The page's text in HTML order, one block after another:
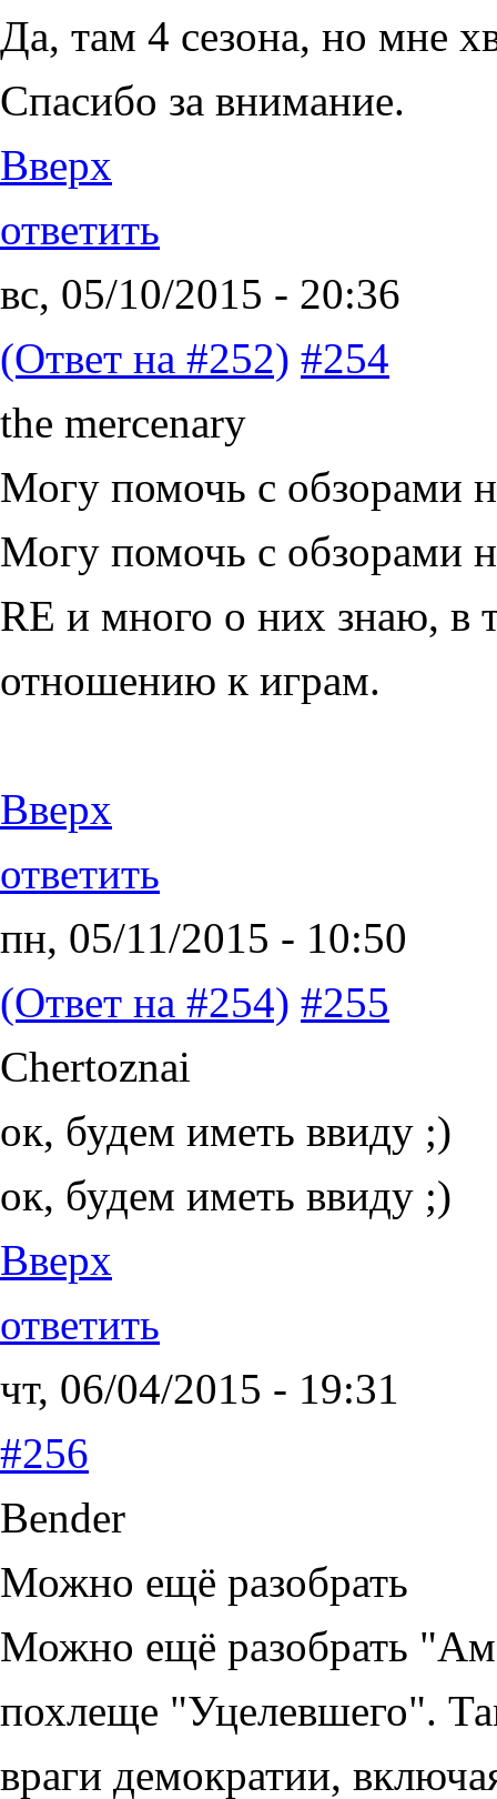
Да, там 4 сезона, но мне
Спасибо за внимание.
Вверх
ответить
вс, 05/10/2015 - 20:36
(Ответ на #252) #254
the mercenary
Могу помочь с обзорами
Могу помочь с обзорами
RE и много о них знаю, в
отношению к играм.
Вверх
ответить
пн, 05/11/2015 - 10:50
(Ответ на #254) #255
Chertoznai
ок, будем иметь ввиду ;)
ок, будем иметь ввиду ;)
Вверх
ответить
чт, 06/04/2015 - 19:31
#256
Bender
Можно ещё разобрать
Можно ещё разобрать
похлеще "Уцелевшего".
враги демократии,